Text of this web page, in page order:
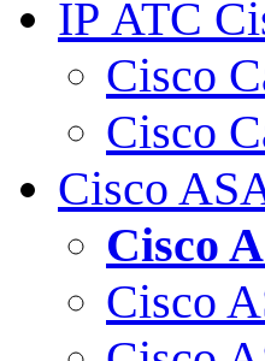
IP АТС
Cisco
Cisco
Cisco
Cisco
Cisco